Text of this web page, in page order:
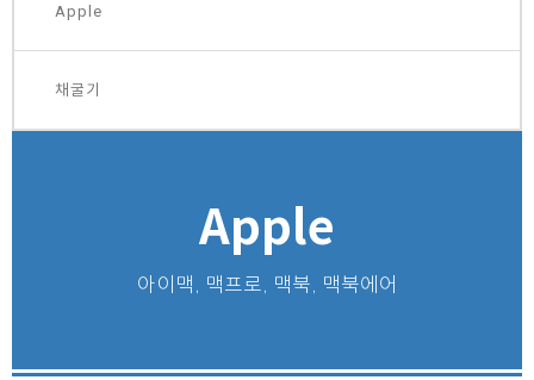
Apple
채굴기
Apple
아이맥, 맥프로, 맥북, 맥북에어